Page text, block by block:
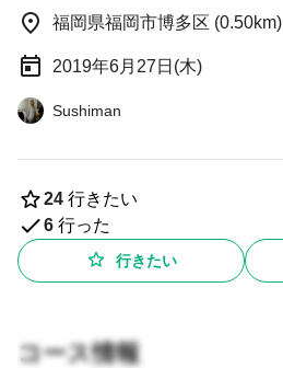
福岡県福岡市博多区 (0.50km)
2019年6月27日(木)
Sushiman
24 行きたい
6 行った
行きたい
コース情報